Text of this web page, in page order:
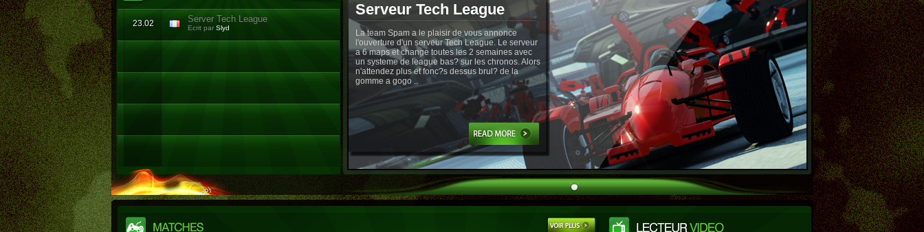
23.02 Server Tech League
Ecrit par Slyd
Serveur Tech League
La team Spam a le plaisir de vous annonce
l'ouverture d'un serveur Tech League. Le serveur
a 6 maps et change toutes les 2 semaines avec
un systeme de league bas? sur les chronos. Alors
n'attendez plus et fonc?s dessus brul? de la
gomme a gogo ..